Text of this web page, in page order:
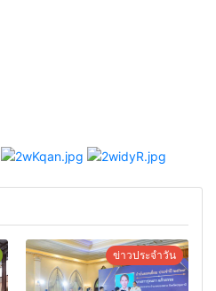
ข่าวประจำวัน